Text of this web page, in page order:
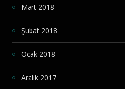
Mart 2018
Şubat 2018
Ocak 2018
Aralık 2017